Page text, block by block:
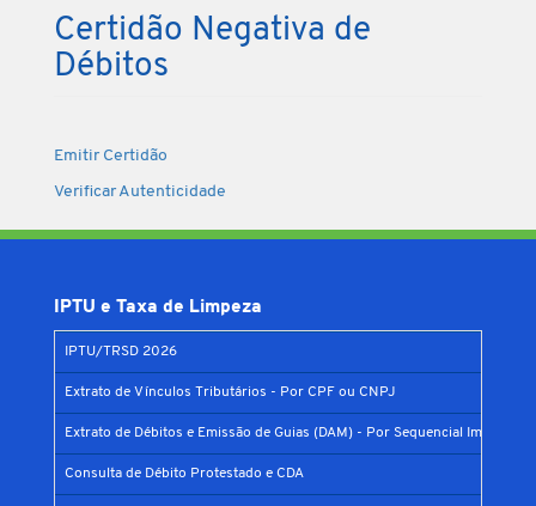
Certidão Negativa de
Débitos
Emitir Certidão
Verificar Autenticidade
IPTU e Taxa de Limpeza
IPTU/TRSD 2026
Extrato de Vínculos Tributários - Por CPF ou CNPJ
Extrato de Débitos e Emissão de Guias (DAM) - Por Sequencial Imobiliário
Consulta de Débito Protestado e CDA